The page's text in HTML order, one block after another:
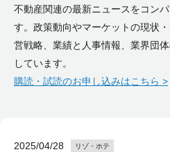
不動産関連の最新ニュースをコン
す。政策動向やマーケットの現状
営戦略、業績と人事情報、業界団
しています。
購読・試読のお申し込みはこちら >
2025/04/28 リゾ・ホテ